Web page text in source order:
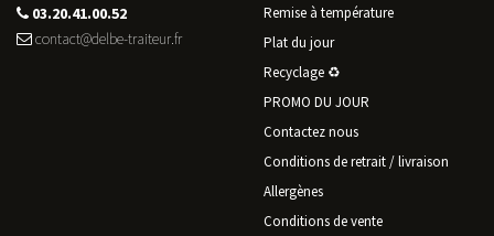
03.20.41.00.52
contact@delbe-traiteur.fr
Remise à température
Plat du jour
Recyclage ♻️
PROMO DU JOUR
Contactez nous
Conditions de retrait / livraison
Allergènes
Conditions de vente